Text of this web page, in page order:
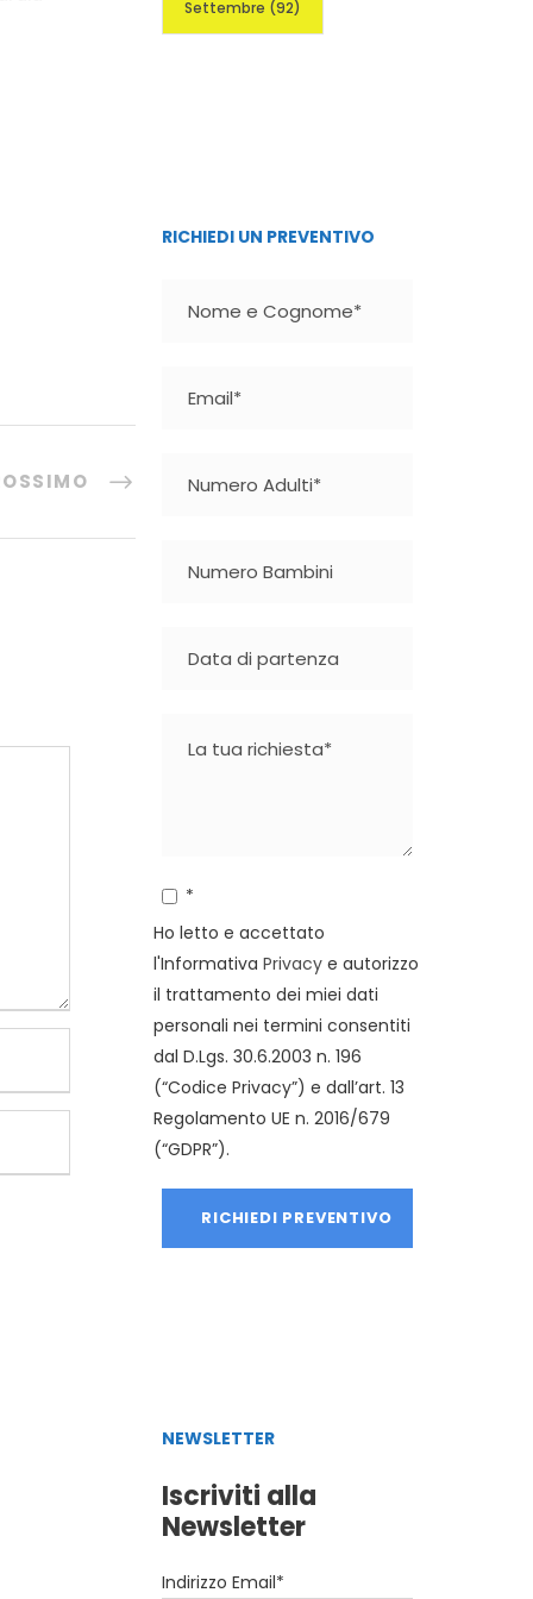
Settembre (92)
RICHIEDI UN PREVENTIVO
*
Ho letto e accettato
l'InformativaPrivacy e autorizzo
il trattamento dei miei dati
personali nei termini consentiti
dal D.Lgs. 30.6.2003 n. 196
(“Codice Privacy”) e dall’art. 13
Regolamento UE n. 2016/679
(“GDPR”).
NEWSLETTER
Iscriviti alla
Newsletter
Indirizzo Email*